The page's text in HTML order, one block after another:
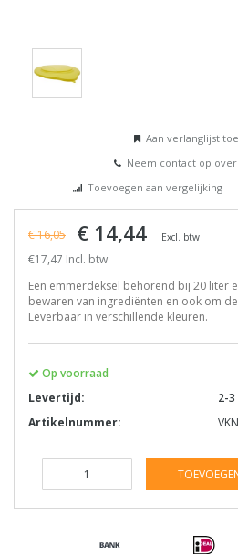
Aan verlanglijst
Neem contact op
Toevoegen aan vergelijking
€ 16,05 € 14,44 Excl. btw
€17,47 Incl. btw
Een emmerdeksel behorend bij 20 liter
bewaren van ingrediënten en ook om
Leverbaar in verschillende kleuren.
Op voorraad
Levertijd:
2-3
Artikelnummer: